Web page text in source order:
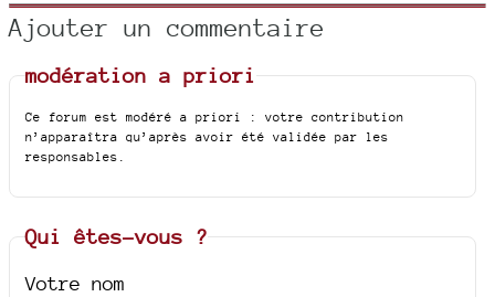
Ajouter un commentaire
modération a priori
Ce forum est modéré a priori : votre contribution
n’apparaîtra qu’après avoir été validée par les
responsables.
Qui êtes-vous ?
Votre nom